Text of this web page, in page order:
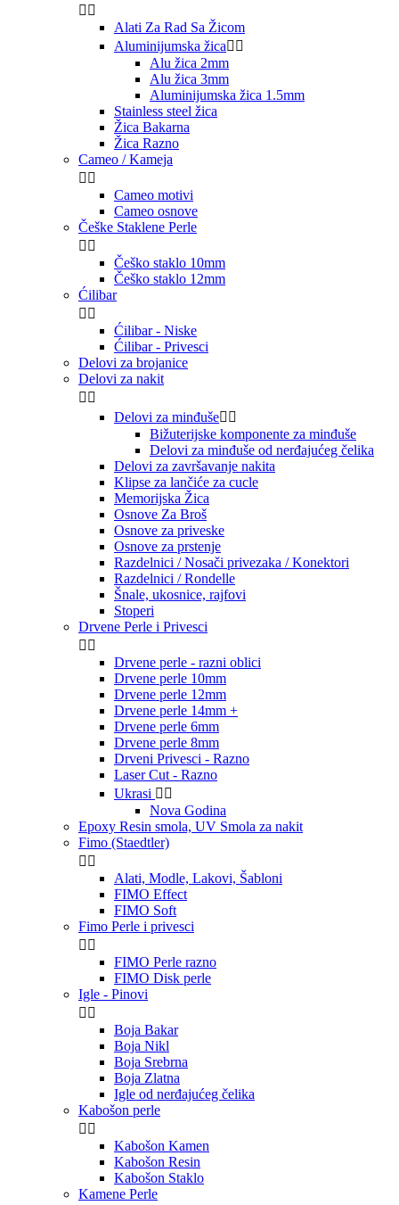
 
Alati Za Rad Sa Žicom
Aluminijumska žica 
Alu žica 2mm
Alu žica 3mm
Aluminijumska žica 1.5mm
Stainless steel žica
Žica Bakarna
Žica Razno
Cameo / Kameja
 
Cameo motivi
Cameo osnove
Češke Staklene Perle
 
Češko staklo 10mm
Češko staklo 12mm
Ćilibar
 
Ćilibar - Niske
Ćilibar - Privesci
Delovi za brojanice
Delovi za nakit
 
Delovi za minđuše 
Bižuterijske komponente za minđuše
Delovi za minđuše od nerđajućeg čelika
Delovi za završavanje nakita
Klipse za lančiće za cucle
Memorijska Žica
Osnove Za Broš
Osnove za priveske
Osnove za prstenje
Razdelnici / Nosači privezaka / Konektori
Razdelnici / Rondelle
Šnale, ukosnice, rajfovi
Stoperi
Drvene Perle i Privesci
 
Drvene perle - razni oblici
Drvene perle 10mm
Drvene perle 12mm
Drvene perle 14mm +
Drvene perle 6mm
Drvene perle 8mm
Drveni Privesci - Razno
Laser Cut - Razno
Ukrasi  
Nova Godina
Epoxy Resin smola, UV Smola za nakit
Fimo (Staedtler)
 
Alati, Modle, Lakovi, Šabloni
FIMO Effect
FIMO Soft
Fimo Perle i privesci
 
FIMO Perle razno
FIMO Disk perle
Igle - Pinovi
 
Boja Bakar
Boja Nikl
Boja Srebrna
Boja Zlatna
Igle od nerđajućeg čelika
Kabošon perle
 
Kabošon Kamen
Kabošon Resin
Kabošon Staklo
Kamene Perle